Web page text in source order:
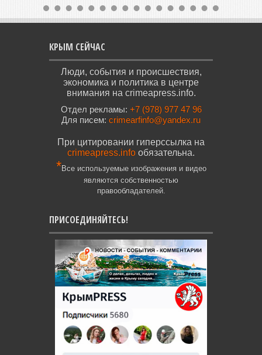
КРЫМ СЕЙЧАС
Люди, события и происшествия,
экономика и политика в центре
внимания на crimeapress.info.
Отдел рекламы: +7 (978) 977 47 96
Для писем: crimearfinfo@yandex.ru
При цитировании гиперссылка на
crimeapress.info обязательна.
*Все используемые изображения и видео
являются собственностью
правообладателей.
ПРИСОЕДИНЯЙТЕСЬ!